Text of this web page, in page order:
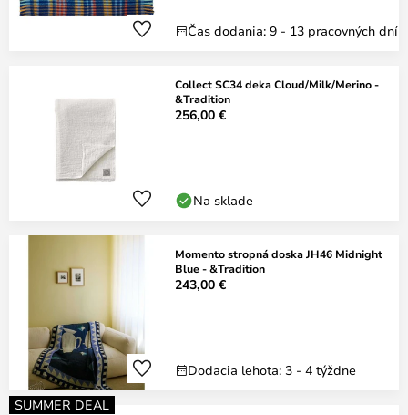
Čas dodania: 9 - 13 pracovných dní
Collect SC34 deka Cloud/Milk/Merino -
&Tradition
256,00 €
Na sklade
Momento stropná doska JH46 Midnight
Blue - &Tradition
243,00 €
Dodacia lehota: 3 - 4 týždne
SUMMER DEAL